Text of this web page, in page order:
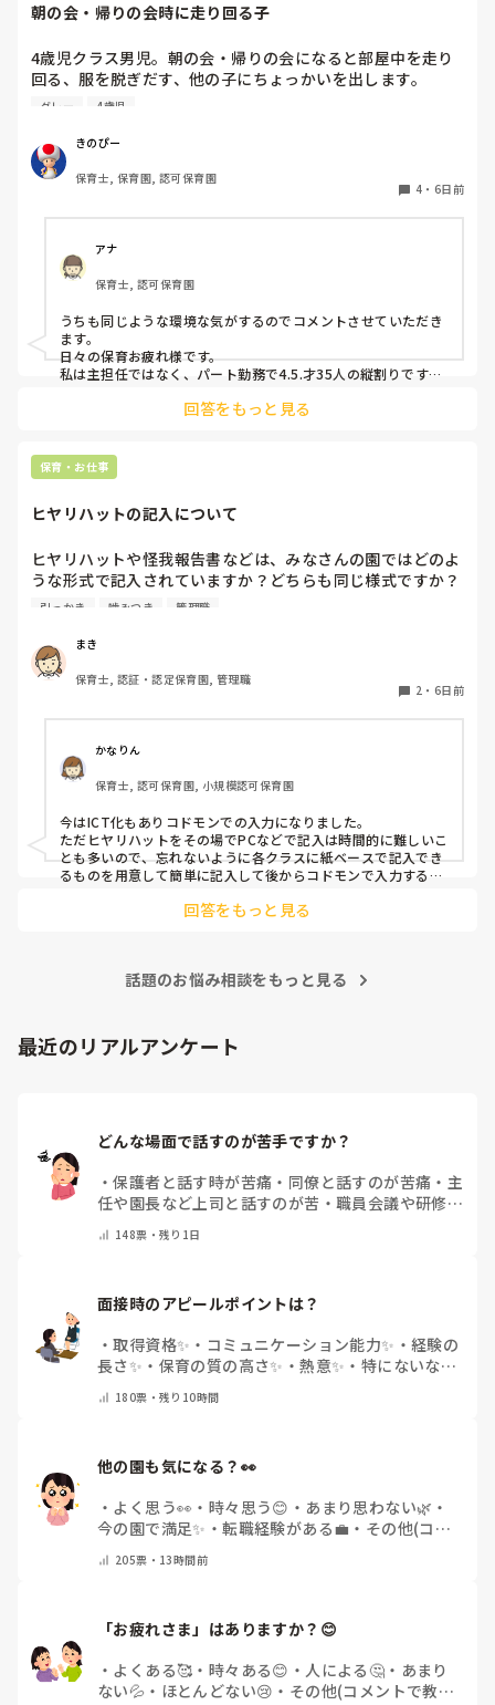
朝の会・帰りの会時に走り回る子
4歳児クラス男児。朝の会・帰りの会になると部屋中を走り
回る、服を脱ぎだす、他の子にちょっかいを出します。
私が主担任、もう一人補助の先生がいますが、補助の先生は
です。
私がその子の対応をしているとクラス全体の流れが止まって
しまい、クラス全体が落ち着かなくなってしまう。別スペー
なる…という悪循環に陥ってしまっています。
何か少しでも良い方法はないかなと悩み、ここで相談させて
グレー 4歳児
きのぴー
保育士, 保育園, 認可保育園
4 ・ 6日前
アナ
保育士, 認可保育園
うちも同じような環境な気がするのでコメントさせていただき
ます。
日々の保育お疲れ様です。
私は主担任ではなく、パート勤務で4.5.才35人の縦割りです。
うちも要支援児が数名おり、朝の集まりで立って歌を歌うのに
立ちましょうの合図で立つかどうかはそれぞれで、したくない
という子どもは今はうたの時間だから立たなくてもいいから座
り回る子どもは減りました。
いですよね。。
要支援児とも関係が出来、私といることが安全基地と思ってく
れと、自分のもとに帰ってきてくれるので、少し落ち着いたか
とも思います。
手が足りないですよね。
メンタルやられないようにリフレッシュしながら頑張りましょ
うね。
回答をもっと見る
保育・お仕事
ヒヤリハットの記入について
ヒヤリハットや怪我報告書などは、みなさんの園ではどのよ
うな形式で記入されていますか？どちらも同じ様式ですか？
園の経営者が変わったため、様式を変える…みたいになって
引っかき 噛みつき 管理職
まき
保育士, 認証・認定保育園, 管理職
2 ・ 6日前
かなりん
保育士, 認可保育園, 小規模認可保育園
今はICT化もありコドモンでの入力になりました。
ただヒヤリハットをその場でPCなどで記入は時間的に難しいこ
とも多いので、忘れないように各クラスに紙ベースで記入でき
るものを用意して簡単に記入して後からコドモンで入力するよ
回答をもっと見る
話題のお悩み相談をもっと見る
最近のリアルアンケート
どんな場面で話すのが苦手ですか？
・保護者と話す時が苦痛 ・ 同僚と話すのが苦痛 ・ 主
任や園長など上司と話すのが苦 ・ 職員会議や研修場
他(コメントで教えてください)
148票・残り1日
面接時のアピールポイントは？
・取得資格✨ ・ コミュニケーション能力✨ ・ 経験の
長さ✨ ・ 保育の質の高さ✨ ・熱意✨ ・ 特にないな・
180票・残り10時間
他の園も気になる？👀
・ よく思う👀 ・ 時々思う😊 ・ あまり思わない🌿 ・
今の園で満足✨ ・転職経験がある💼 ・ その他(コメ
205票・ 13時間前
「お疲れさま」はありますか？😊
・ よくある🥰 ・ 時々ある😊 ・ 人による🤔 ・ あまり
ない💦 ・ ほとんどない😢 ・ その他(コメントで教え